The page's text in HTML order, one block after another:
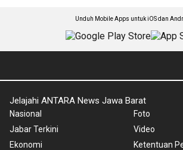
Unduh Mobile Apps untuk iOS dan
Jelajahi ANTARA News Jawa Barat
Nasional
Jabar Terkini
Ekonomi
Foto
Video
Ketentuan